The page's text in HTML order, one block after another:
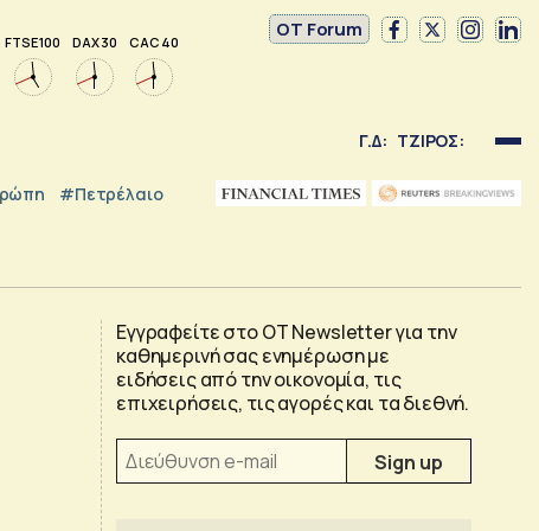
FTSE 100 DAX 30 CAC 40
OT Forum
Γ.Δ: ΤΖΙΡΟΣ:
#Πετρέλαιο
Εγγραφείτε στο OT Newsletter για την
καθημερινή σας ενημέρωση με
ειδήσεις από την οικονομία, τις
επιχειρήσεις, τις αγορές και τα διεθνή.